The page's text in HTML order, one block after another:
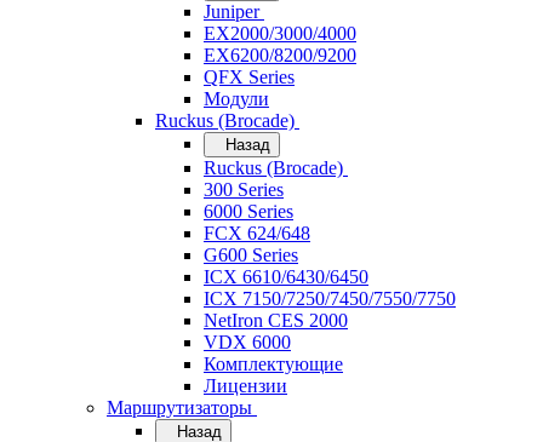
Juniper
EX2000/3000/4000
EX6200/8200/9200
QFX Series
Модули
Ruckus (Brocade)
Назад
Ruckus (Brocade)
300 Series
6000 Series
FCX 624/648
G600 Series
ICX 6610/6430/6450
ICX 7150/7250/7450/7550/7750
NetIron CES 2000
VDX 6000
Комплектующие
Лицензии
Маршрутизаторы
Назад